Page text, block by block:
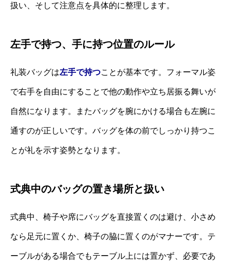
扱い、そして注意点を具体的に整理します。
左手で持つ、手に持つ位置のルール
礼装バッグは左手で持つことが基本です。フォーマル姿
で右手を自由にすることで他の動作や立ち居振る舞いが
自然になります。またバッグを腕にかける場合も左腕に
通すのが正しいです。バッグを体の前でしっかり持つこ
とが礼を示す姿勢となります。
式典中のバッグの置き場所と扱い
式典中、椅子や席にバッグを直接置くのは避け、小さめ
なら足元に置くか、椅子の脇に置くのがマナーです。テ
ーブルがある場合でもテーブル上には置かず、必要であ